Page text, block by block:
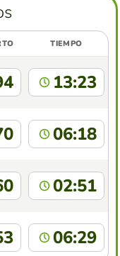
TIEMPO
, Camões -
13:23
06:18
02:51
06:29